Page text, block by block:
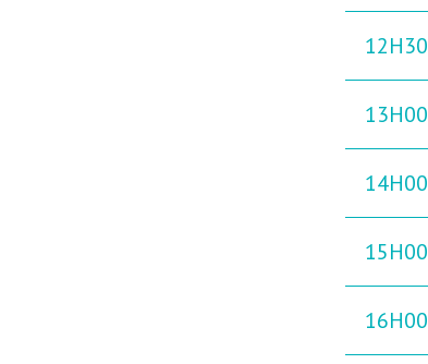
12H30
13H00
14H00
15H00
16H00